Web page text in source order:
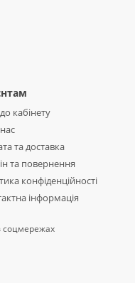
кабінету
та доставка
та повернення
конфіденційності
інформація